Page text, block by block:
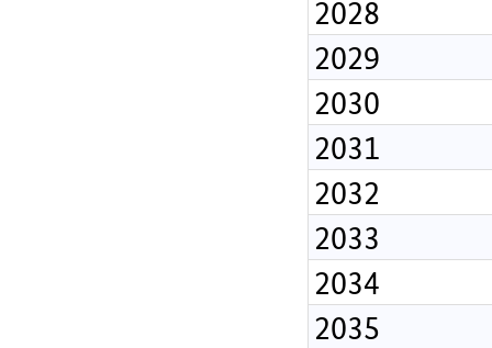
2028
2029
2030
2031
2032
2033
2034
2035